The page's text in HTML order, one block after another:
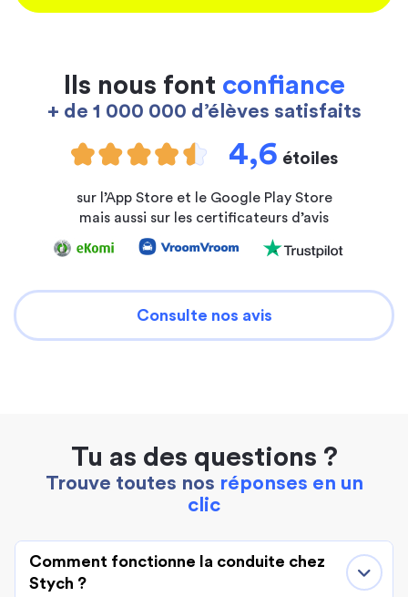
Ils nous font confiance
+ de 1 000 000 d’élèves satisfaits
4,6 étoiles
sur l’App Store et le Google Play Store
mais aussi sur les certificateurs d’avis
Consulte nos avis
Tu as des questions ?
Trouve toutes nos réponses en un
clic
Comment fonctionne la conduite chez
Stych ?